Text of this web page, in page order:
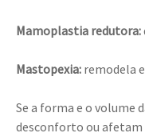
Mamoplastia redutora:
Mastopexia: remodela
Se a forma e o volume
desconforto ou afetam